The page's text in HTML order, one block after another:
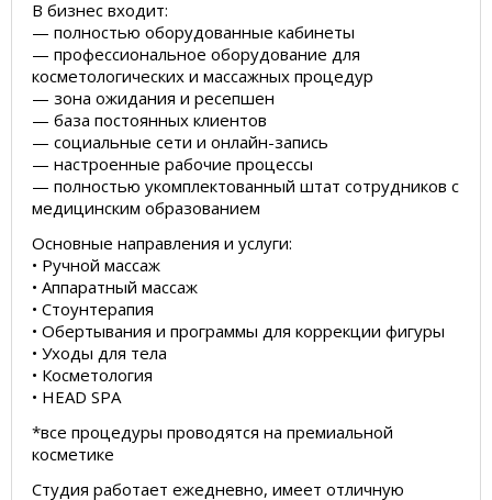
В бизнес входит:
— полностью оборудованные кабинеты
— профессиональное оборудование для
косметологических и массажных процедур
— зона ожидания и ресепшен
— база постоянных клиентов
— социальные сети и онлайн-запись
— настроенные рабочие процессы
— полностью укомплектованный штат сотрудников с
медицинским образованием
Основные направления и услуги:
• Ручной массаж
• Аппаратный массаж
• Стоунтерапия
• Обертывания и программы для коррекции фигуры
• Уходы для тела
• Косметология
• HEAD SPA
*все процедуры проводятся на премиальной
косметике
Студия работает ежедневно, имеет отличную